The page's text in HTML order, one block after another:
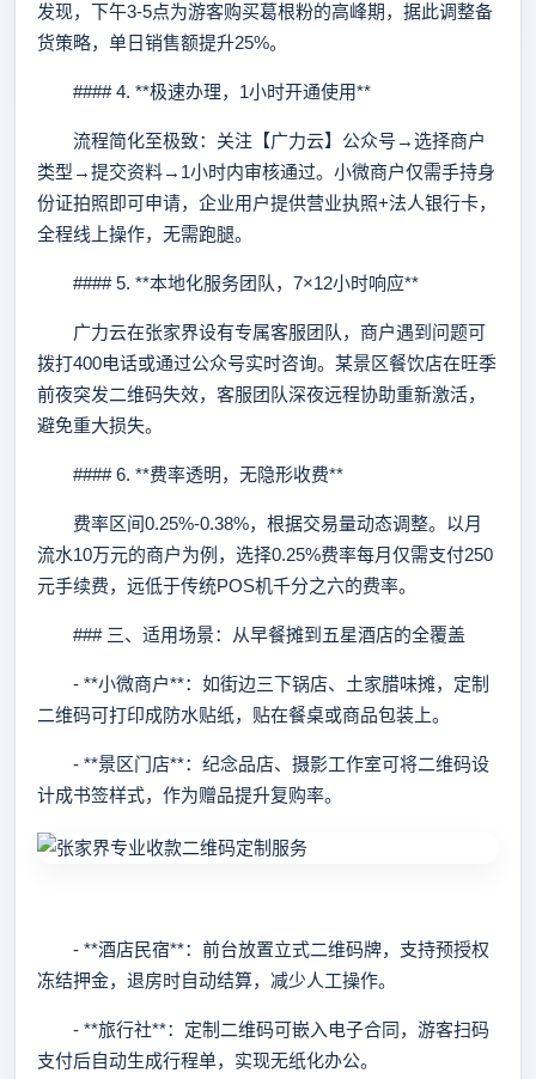
发现，下午3-5点为游客购买葛根粉的高峰期，据此调整备
货策略，单日销售额提升25%。
#### 4. **极速办理，1小时开通使用**
流程简化至极致：关注【广力云】公众号→选择商户
类型→提交资料→1小时内审核通过。小微商户仅需手持身
份证拍照即可申请，企业用户提供营业执照+法人银行卡，
全程线上操作，无需跑腿。
#### 5. **本地化服务团队，7×12小时响应**
广力云在张家界设有专属客服团队，商户遇到问题可
拨打400电话或通过公众号实时咨询。某景区餐饮店在旺季
前夜突发二维码失效，客服团队深夜远程协助重新激活，
避免重大损失。
#### 6. **费率透明，无隐形收费**
费率区间0.25%-0.38%，根据交易量动态调整。以月
流水10万元的商户为例，选择0.25%费率每月仅需支付250
元手续费，远低于传统POS机千分之六的费率。
### 三、适用场景：从早餐摊到五星酒店的全覆盖
- **小微商户**：如街边三下锅店、土家腊味摊，定制
二维码可打印成防水贴纸，贴在餐桌或商品包装上。
- **景区门店**：纪念品店、摄影工作室可将二维码设
计成书签样式，作为赠品提升复购率。
- **酒店民宿**：前台放置立式二维码牌，支持预授权
冻结押金，退房时自动结算，减少人工操作。
- **旅行社**：定制二维码可嵌入电子合同，游客扫码
支付后自动生成行程单，实现无纸化办公。